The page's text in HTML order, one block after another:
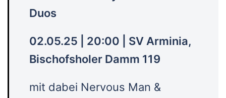
Duos
02.05.25 | 20:00 | SV Arminia,
Bischofsholer Damm 119
mit dabei Nervous Man &